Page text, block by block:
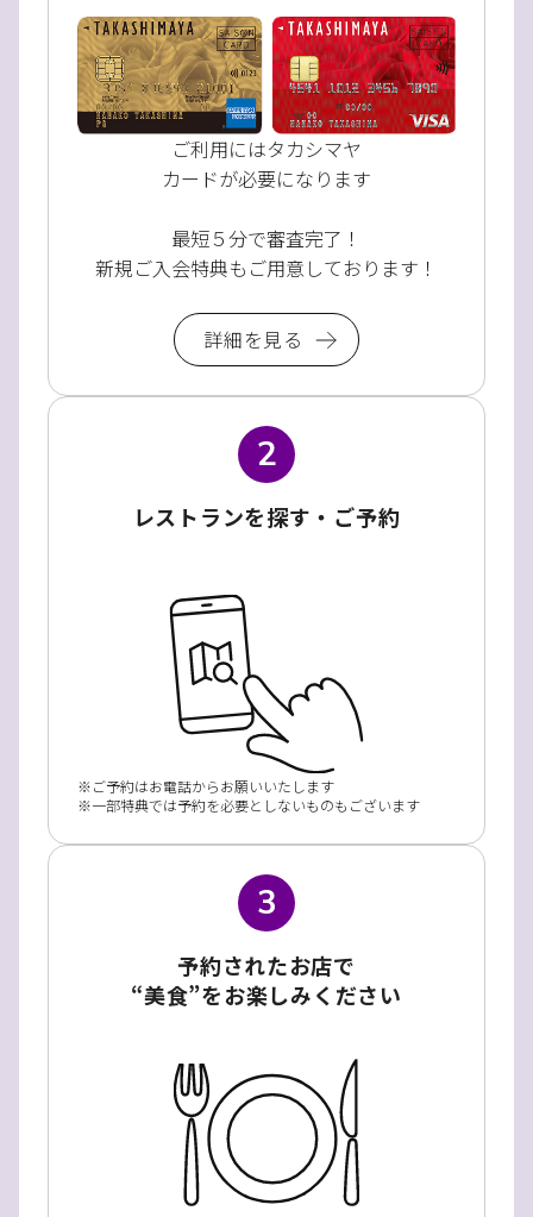
ご利用にはタカシマヤ
カードが必要になります
最短５分で審査完了！
新規ご入会特典もご用意しております！
詳細を見る
2
レストランを探す・ご予約
ご予約はお電話からお願いいたします
一部特典では予約を必要としないものもございます
3
予約されたお店で
“美食”をお楽しみください